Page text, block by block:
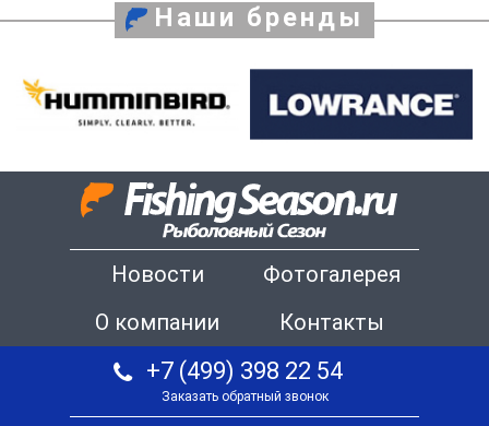
Наши бренды
Новости
Фотогалерея
О компании
Контакты
+7 (499) 398 22 54
Заказать обратный звонок